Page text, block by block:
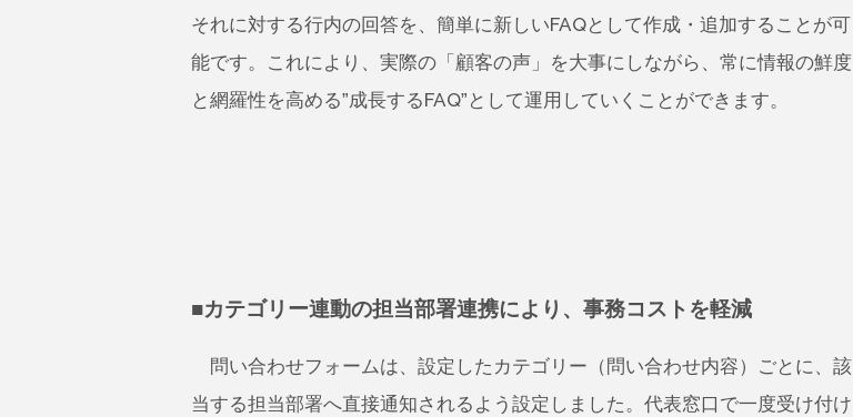
それに対する行内の回答を、簡単に新しいFAQとして作成・追加することが可
能です。これにより、実際の「顧客の声」を大事にしながら、常に情報の鮮度
と網羅性を高める”成長するFAQ”として運用していくことができます。
■カテゴリー連動の担当部署連携により、事務コストを軽減
問い合わせフォームは、設定したカテゴリー（問い合わせ内容）ごとに、該
当する担当部署へ直接通知されるよう設定しました。代表窓口で一度受け付け